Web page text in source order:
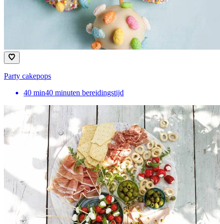
Party cakepops
40 min40 minuten bereidingstijd